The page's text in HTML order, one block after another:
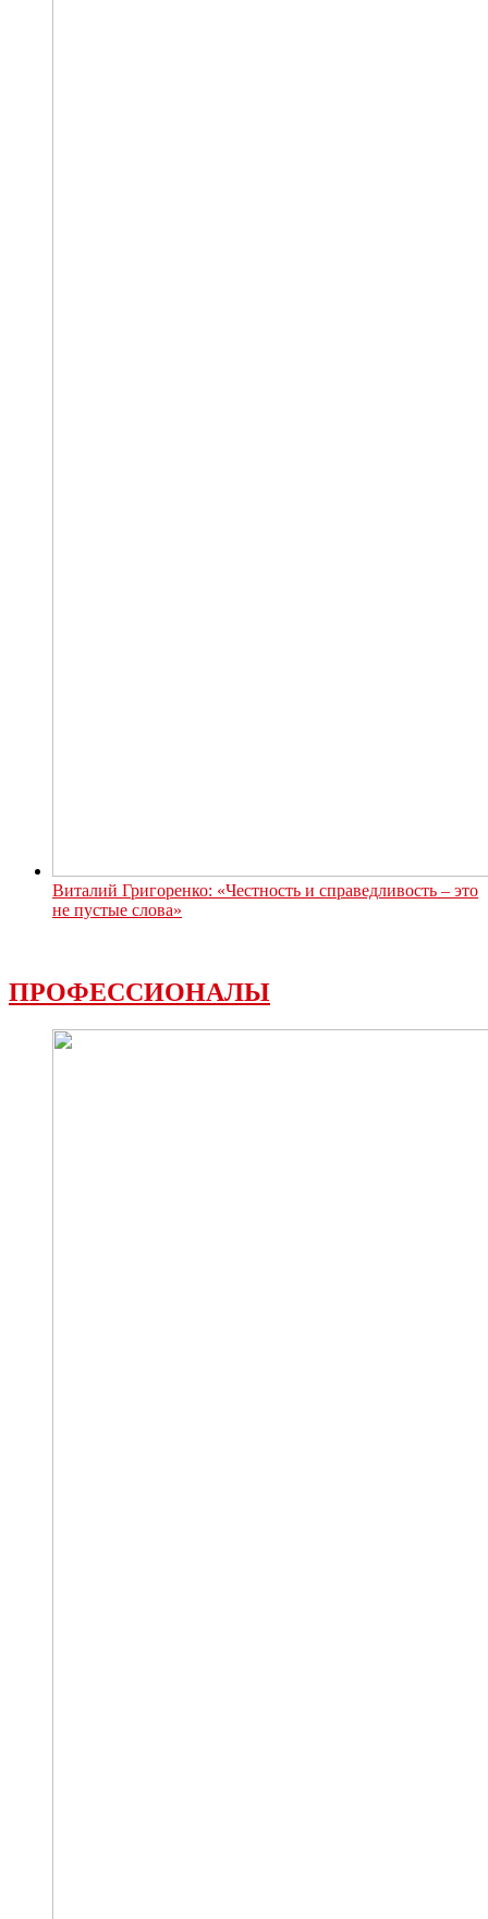
Виталий Григоренко: «Честность и справедливость – это
не пустые слова»
ПРОФЕССИОНАЛЫ